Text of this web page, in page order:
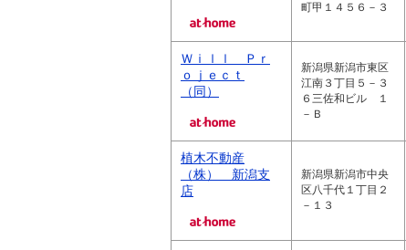
町甲１４５６－３
Ｗｉｌｌ Ｐｒ
ｏｊｅｃｔ
（同）
新潟県新潟市東区
江南３丁目５－３
６三佐和ビル １
－Ｂ
植木不動産
（株） 新潟支
店
新潟県新潟市中央
区八千代１丁目２
－１３